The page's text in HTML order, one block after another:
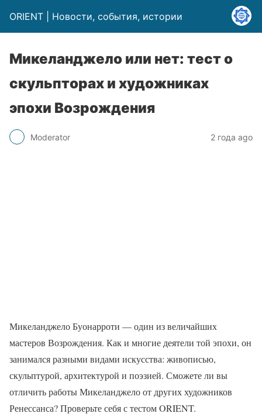
ORIENT | Новости, события, истории
Микеланджело или нет: тест о
скульпторах и художниках
эпохи Возрождения
Moderator 2 года ago
Микеланджело Буонарроти — один из величайших
мастеров Возрождения. Как и многие деятели той эпохи, он
занимался разными видами искусства: живописью,
скульптурой, архитектурой и поэзией. Сможете ли вы
отличить работы Микеланджело от других художников
Ренессанса? Проверьте себя с тестом ORIENT.